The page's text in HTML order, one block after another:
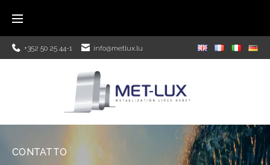
+352 50 25 44-1 info@metlux.lu
CONTATTO